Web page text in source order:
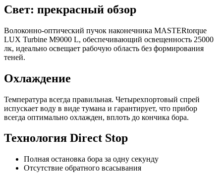
Свет: прекрасный обзор
Волоконно-оптический пучок наконечника MASTERtorque
LUX Turbine M9000 L, обеспечивающий освещенность 25000
лк, идеально освещает рабочую область без формирования
теней.
Охлаждение
Температура всегда правильная. Четырехпортовый спрей
испускает воду в виде тумана и гарантирует, что прибор
всегда оптимально охлажден, вплоть до кончика бора.
Технология Direct Stop
Полная остановка бора за одну секунду
Отсутствие обратного всасывания